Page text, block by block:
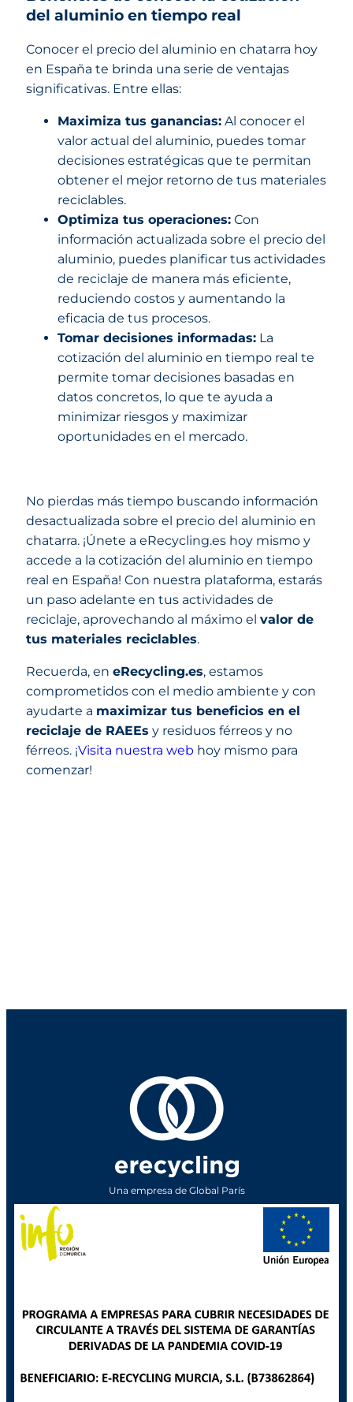
del aluminio en tiempo real
Conocer el precio del aluminio en chatarra hoy
en España te brinda una serie de ventajas
significativas. Entre ellas:
Maximiza tus ganancias: Al conocer el
valor actual del aluminio, puedes tomar
decisiones estratégicas que te permitan
obtener el mejor retorno de tus materiales
reciclables.
Optimiza tus operaciones: Con
información actualizada sobre el precio del
aluminio, puedes planificar tus actividades
de reciclaje de manera más eficiente,
reduciendo costos y aumentando la
eficacia de tus procesos.
Tomar decisiones informadas: La
cotización del aluminio en tiempo real te
permite tomar decisiones basadas en
datos concretos, lo que te ayuda a
minimizar riesgos y maximizar
oportunidades en el mercado.
No pierdas más tiempo buscando información
desactualizada sobre el precio del aluminio en
chatarra. ¡Únete a eRecycling.es hoy mismo y
accede a la cotización del aluminio en tiempo
real en España! Con nuestra plataforma, estarás
un paso adelante en tus actividades de
reciclaje, aprovechando al máximo el valor de
tus materiales reciclables.
Recuerda, en eRecycling.es, estamos
comprometidos con el medio ambiente y con
ayudarte a maximizar tus beneficios en el
reciclaje de RAEEs y residuos férreos y no
férreos. ¡Visita nuestra web hoy mismo para
comenzar!
Una empresa de Global París